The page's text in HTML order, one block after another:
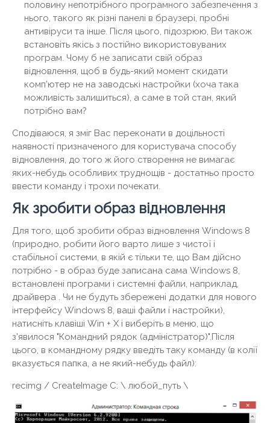
половину непотрібного програмного забезпечення з
нього, такого як різні панелі в браузері, пробні
антивіруси та інше. Після цього, підозрюю, Ви також
встановіть якісь з постійно використовуваних
програм. Чому б не записати свій образ
відновлення, щоб в будь-який момент скидати
комп'ютер не на заводські настройки (хоча така
можливість залишиться), а саме в той стан, який
потрібно вам?
Сподіваюся, я зміг Вас переконати в доцільності
наявності призначеного для користувача способу
відновлення, до того ж його створення не вимагає
яких-небудь особливих труднощів - достатньо просто
ввести команду і трохи почекати.
Як зробити образ відновлення
Для того, щоб зробити образ відновлення Windows 8
(природно, робити його варто лише з чистої і
стабільної системи, в якій є тільки те, що Вам дійсно
потрібно - в образ буде записана сама Windows 8,
встановлені програми і системні файли, наприклад,
драйвера . Чи не будуть збережені додатки для нового
інтерфейсу Windows 8, ваші файли і настройки),
натисніть клавіші Win + X і виберіть в меню, що
з'явилося "Командний рядок (адміністратор)".Після
цього, в командному рядку введіть таку команду (в колії
вказується папка, а не який-небудь файл):
recimg / CreateImage C: \ любой_путь \